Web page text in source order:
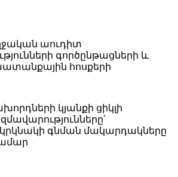
աուդիտ
գործընթացների և
հոսքերի
կյանքի ցիկլի
գնման մակարդակները